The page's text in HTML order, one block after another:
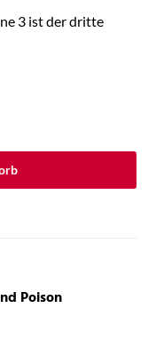
3 ist der dritte
Poison